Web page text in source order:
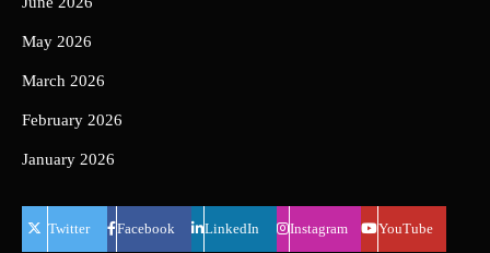
May 2026
March 2026
February 2026
January 2026
Twitter Facebook LinkedIn Instagram YouTube